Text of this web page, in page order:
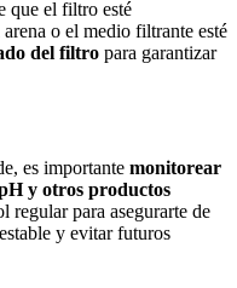
que el filtro esté
o el medio filtrante esté
del filtro para garantizar
es importante monitorear
y otros productos
regular para asegurarte de
y evitar futuros